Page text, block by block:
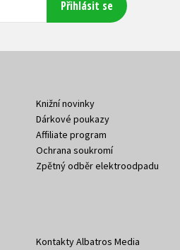
Přihlásit se
Knižní novinky
Dárkové poukazy
Affiliate program
Ochrana soukromí
Zpětný odběr elektroodpadu
Kontakty Albatros Media